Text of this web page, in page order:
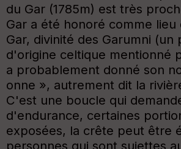
du Gar (1785m) est très
Gar a été honoré comme lieu
Gar, divinité des Garumni (un
d'origine celtique mentionné
a probablement donné son
onne », autrement dit la
C'est une boucle qui
d'endurance, certaines
exposées, la crête peut être
personnes qui sont sujettes